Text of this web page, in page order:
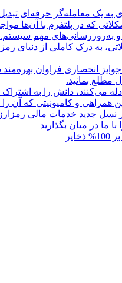
به یک معامله‌گر حرفه‌ای
که در پلتفرم با آن‌ها
و به‌روزرسانی‌های مهم سیستم.
به درک کاملی از دنیای
انحصاری فراوان بهره‌مند
مطلع بمانید.
می‌کنند، دانش را به
همراهی و کامیونیتی که آن
نسل جدید خدمات مالی رمزارز
ما در میان بگذارید